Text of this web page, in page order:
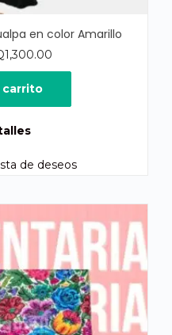
en color Amarillo
1,300.00
precio
es:
carrito
de deseos